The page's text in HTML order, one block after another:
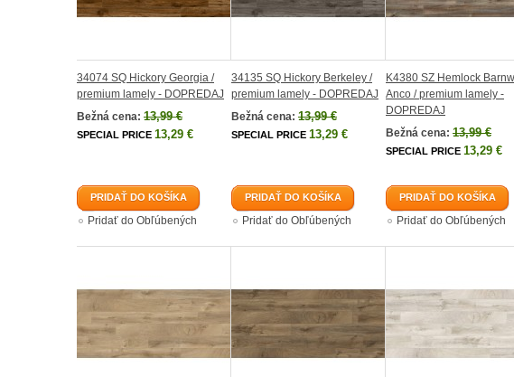
34074 SQ Hickory Georgia /
premium lamely - DOPREDAJ
Bežná cena: 13,99 €
SPECIAL PRICE 13,29 €
PRIDAŤ DO KOŠÍKA
Pridať do Obľúbených
34135 SQ Hickory Berkeley /
premium lamely - DOPREDAJ
Bežná cena: 13,99 €
SPECIAL PRICE 13,29 €
PRIDAŤ DO KOŠÍKA
Pridať do Obľúbených
K4380 SZ Hemlock
Anco / premium lamely -
DOPREDAJ
Bežná cena: 13,99 €
SPECIAL PRICE 13,29 €
PRIDAŤ DO KOŠÍKA
Pridať do Obľúbených